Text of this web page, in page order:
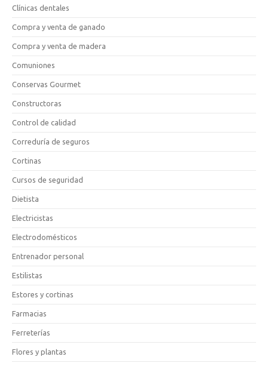
Clínicas dentales
Compra y venta de ganado
Compra y venta de madera
Comuniones
Conservas Gourmet
Constructoras
Control de calidad
Correduría de seguros
Cortinas
Cursos de seguridad
Dietista
Electricistas
Electrodomésticos
Entrenador personal
Estilistas
Estores y cortinas
Farmacias
Ferreterías
Flores y plantas